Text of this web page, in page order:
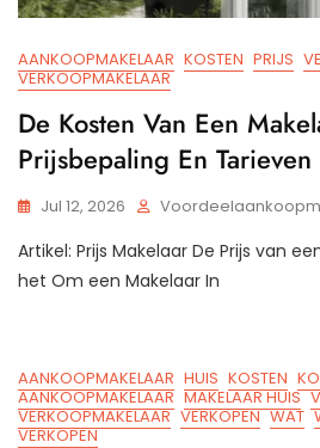
AANKOOPMAKELAAR KOSTEN PRIJS
VERKOOPMAKELAAR
De Kosten Van Een
Prijsbepaling En
Jul 12, 2026
Artikel: Prijs Makelaar De Prijs van
het Om een Makelaar In
AANKOOPMAKELAAR HUIS KOSTEN
AANKOOPMAKELAAR MAKELAAR HUIS
VERKOOPMAKELAAR VERKOPEN WAT
VERKOPEN